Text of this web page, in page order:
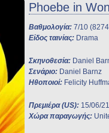
Phoebe in
Βαθμολογία: 7/10
Είδος ταινίας: Drama
Σκηνοθεσία: Daniel
Σενάριο: Daniel Barnz
Ηθοποιοί: Felicity
Πρεμιέρα (US): 15/06/21
Χώρα παραγωγής: